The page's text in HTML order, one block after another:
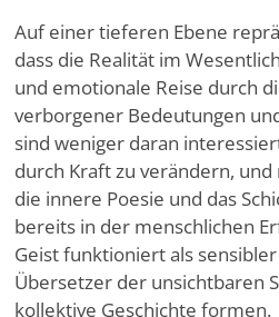
Auf einer tieferen Ebene
dass die Realität im
und emotionale Reise durch
verborgener Bedeutungen
sind weniger daran
durch Kraft zu verändern,
die innere Poesie und das
bereits in der menschlichen
Geist funktioniert als
Übersetzer der unsichtbaren
kollektive Geschichte formen.